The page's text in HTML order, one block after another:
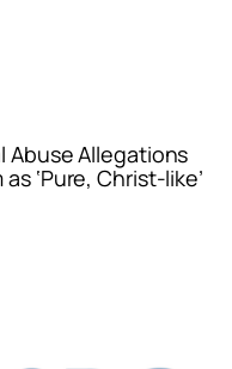
Abuse Allegations
‘Pure, Christ-like’